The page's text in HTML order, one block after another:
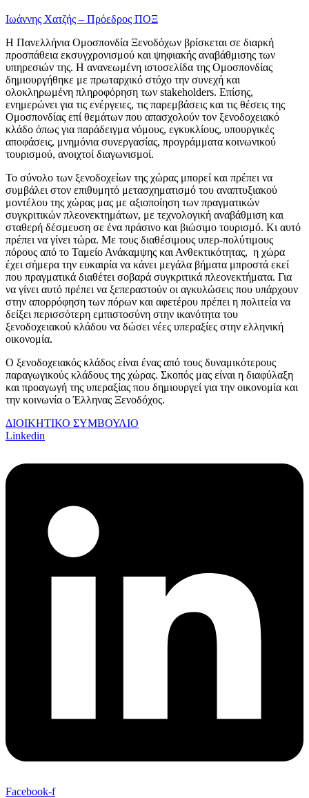
Ιωάννης Χατζής – Πρόεδρος ΠΟΞ
H Πανελλήνια Ομοσπονδία Ξενοδόχων βρίσκεται σε διαρκή
προσπάθεια εκσυγχρονισμού και ψηφιακής αναβάθμισης των
υπηρεσιών της. Η ανανεωμένη ιστοσελίδα της Ομοσπονδίας
δημιουργήθηκε με πρωταρχικό στόχο την συνεχή και
ολοκληρωμένη πληροφόρηση των stakeholders. Επίσης,
ενημερώνει για τις ενέργειες, τις παρεμβάσεις και τις θέσεις της
Ομοσπονδίας επί θεμάτων που απασχολούν τον ξενοδοχειακό
κλάδο όπως για παράδειγμα νόμους, εγκυκλίους, υπουργικές
αποφάσεις, μνημόνια συνεργασίας, προγράμματα κοινωνικού
τουρισμού, ανοιχτοί διαγωνισμοί.
Το σύνολο των ξενοδοχείων της χώρας μπορεί και πρέπει να
συμβάλει στον επιθυμητό μετασχηματισμό του αναπτυξιακού
μοντέλου της χώρας μας με αξιοποίηση των πραγματικών
συγκριτικών πλεονεκτημάτων, ‎με τεχνολογική αναβάθμιση και
σταθερή δέσμευση σε ένα πράσινο και βιώσιμο τουρισμό. Κι αυτό
πρέπει να γίνει τώρα. Με τους διαθέσιμους υπερ-πολύτιμους
πόρους από το Ταμείο Ανάκαμψης και Ανθεκτικότητας, η χώρα
έχει σήμερα την ευκαιρία να κάνει μεγάλα βήματα μπροστά εκεί
που πραγματικά διαθέτει σοβαρά συγκριτικά πλεονεκτήματα. Για
να γίνει αυτό πρέπει να ξεπεραστούν οι αγκυλώσεις που υπάρχουν
στην απορρόφηση των πόρων και αφετέρου πρέπει η πολιτεία να
δείξει περισσότερη εμπιστοσύνη στην ικανότητα του
ξενοδοχειακού κλάδου να δώσει νέες υπεραξίες στην ελληνική
οικονομία.
Ο ξενοδοχειακός κλάδος είναι ένας από τους δυναμικότερους
παραγωγικούς κλάδους της χώρας. Σκοπός μας είναι η διαφύλαξη
και προαγωγή της υπεραξίας που δημιουργεί για την οικονομία και
την κοινωνία ο Έλληνας Ξενοδόχος.
ΔΙΟΙΚΗΤΙΚΟ ΣΥΜΒΟΥΛΙΟ
Linkedin
Facebook-f